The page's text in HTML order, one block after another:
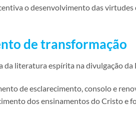
o desenvolvimento das
de transformação
literatura espírita na divulgação
de esclarecimento, consolo e
dos ensinamentos do Cristo e